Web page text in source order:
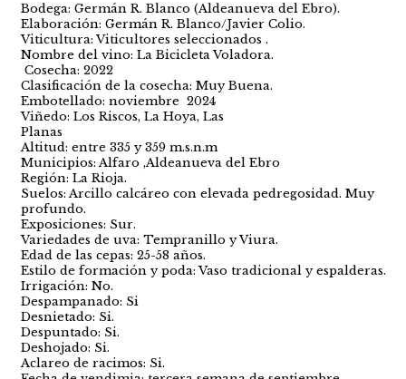
Bodega: Germán R. Blanco (Aldeanueva del Ebro).
Elaboración: Germán R. Blanco/Javier Colio.
Viticultura: Viticultores seleccionados .
Nombre del vino: La Bicicleta Voladora.
Cosecha: 2022
Clasificación de la cosecha: Muy Buena.
Embotellado: noviembre 2024
Viñedo: Los Riscos, La Hoya, Las
Planas
Altitud: entre 335 y 359 m.s.n.m
Municipios: Alfaro ,Aldeanueva del Ebro
Región: La Rioja.
Suelos: Arcillo calcáreo con elevada pedregosidad. Muy
profundo.
Exposiciones: Sur.
Variedades de uva: Tempranillo y Viura.
Edad de las cepas: 25-58 años.
Estilo de formación y poda: Vaso tradicional y espalderas.
Irrigación: No.
Despampanado: Si
Desnietado: Si.
Despuntado: Si.
Deshojado: Si.
Aclareo de racimos: Si.